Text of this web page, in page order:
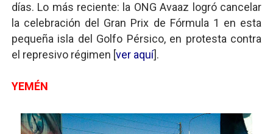
días. Lo más reciente: la ONG Avaaz logró cancelar
la celebración del Gran Prix de Fórmula 1 en esta
pequeña isla del Golfo Pérsico, en protesta contra
el represivo régimen [ver aquí].
YEMÉN